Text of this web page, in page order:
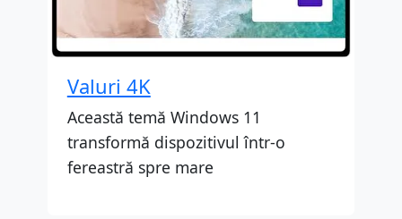
Valuri 4K
Această temă Windows 11
transformă dispozitivul într-o
fereastră spre mare